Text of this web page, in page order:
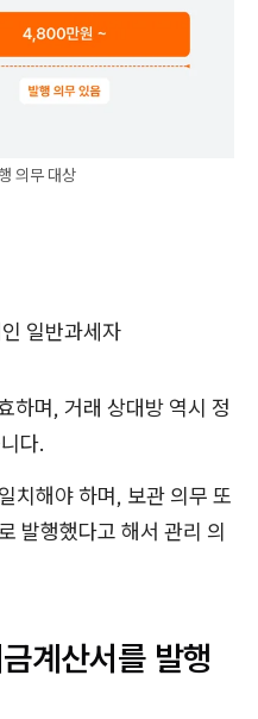
의무 대상
일반과세자
하며, 거래 상대방 역시 정
다.
치해야 하며, 보관 의무 또
발행했다고 해서 관리 의
계산서를 발행